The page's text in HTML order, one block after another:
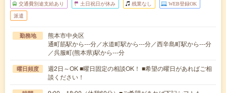
交通費別途支給あり 土日祝日が休み 残業なし WEB登録OK
派遣
勤務地
熊本市中央区
通町筋駅から---分／水道町駅から---分／西辛島町駅から---分
／呉服町(熊本県)駅から---分
曜日頻度
週2日～OK ■曜日固定の相談OK！ ■希望の曜日があればご相
談ください！